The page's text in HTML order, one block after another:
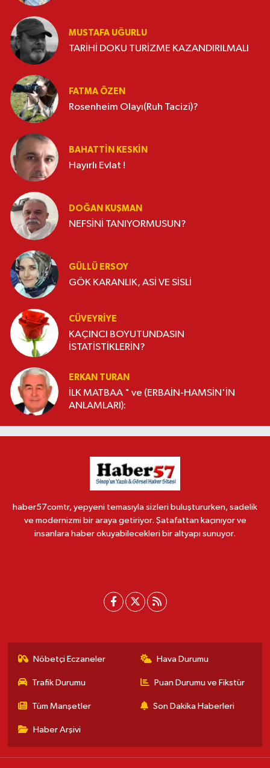
MUSTAFA UĞURLU
TARİHİ DOKU TURİZME KAZANDIRILMALI
FATMA ÖZEN
Rosenheim Olayı(Ruh Tacizi)?
BAHATTIN KESKİN
Hayırlı Evlat !
DOĞAN KUŞMAN
NEFSİNİ TANIYORMUSUN?
GÜLLÜ ERSOY
GÖK KARANLIK, ASİ VE SİSLİ
CÜVEYRIYE
KAÇINCI BOYUTUNDASIN
İSTATİSTİKLERİN?
ERKAN TURAN
İLK MATBAA " ve (ERBAİN-HAMSİN'İN
ANLAMLARI):
haber57comtr, yepyeni temasıyla sizleri buluştururken, sadelik
ve modernizmi bir araya getiriyor. Şatafattan kaçınıyor ve
insanlara haber okuyabilecekleri bir altyapı sunuyor.
Nöbetçi Eczaneler Hava Durumu
Trafik Durumu Puan Durumu ve Fikstür
Tüm Manşetler Son Dakika Haberleri
Haber Arşivi